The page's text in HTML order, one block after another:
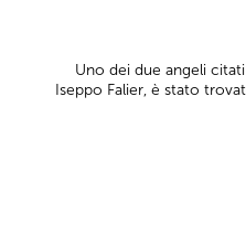
Uno dei due angeli
Iseppo Falier, è stato